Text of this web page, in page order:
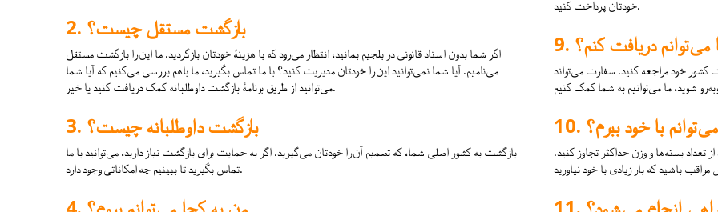
بازگشت مستقل چیست؟
اگر شما بدون اسناد قانونی در بلجیم بمانید، انتظار می‌رود که با هزینهٔ خودتان بازگردید. ما این را بازگشت مستقل
می‌نامیم. آیا شما نمی‌توانید این را خودتان مدیریت کنید؟ با ما تماس بگیرید، ما باهم بررسی می‌کنیم که آیا شما
می‌توانید از طریق برنامهٔ بازگشت داوطلبانه کمک دریافت کنید یا خیر.
بازگشت داوطلبانه چیست؟
بازگشت به کشور اصلی شما، که تصمیم آن را خودتان می‌گیرید. اگر به حمایت برای بازگشت نیاز دارید، می‌توانید با ما
تماس بگیرید تا ببینیم چه امکاناتی وجود دارد.
خودتان پرداخت کنید.
دریافت کنم؟
کشور خود مراجعه کنید. سفارت می‌تواند
با خود ببرم؟
بسته‌ها و وزن حداکثر تجاوز کنید.